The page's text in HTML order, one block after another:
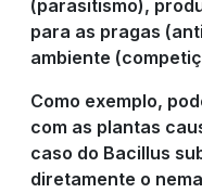
(parasitismo),
para as pragas
ambiente
Como exemplo,
com as plantas
caso do Bacillus
diretamente o